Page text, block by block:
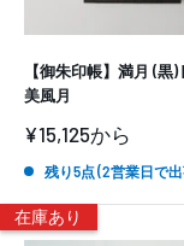
【御朱印帳】満月 (黒)
美風月
販
価
¥15,125から
残り5点 (2営業日で
在庫あり